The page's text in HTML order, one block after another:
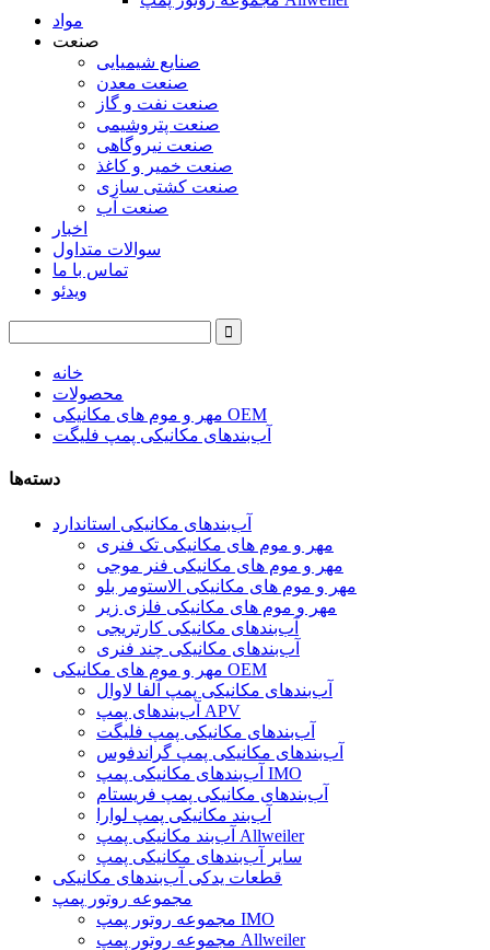
مواد
صنعت
صنایع شیمیایی
صنعت معدن
صنعت نفت و گاز
صنعت پتروشیمی
صنعت نیروگاهی
صنعت خمیر و کاغذ
صنعت کشتی سازی
صنعت آب
اخبار
سوالات متداول
تماس با ما
ویدئو
خانه
محصولات
مهر و موم های مکانیکی OEM
آب‌بندهای مکانیکی پمپ فلیگت
دسته‌ها
آب‌بندهای مکانیکی استاندارد
مهر و موم های مکانیکی تک فنری
مهر و موم های مکانیکی فنر موجی
مهر و موم های مکانیکی الاستومر بلو
مهر و موم های مکانیکی فلزی زیر
آب‌بندهای مکانیکی کارتریجی
آب‌بندهای مکانیکی چند فنری
مهر و موم های مکانیکی OEM
آب‌بندهای مکانیکی پمپ آلفا لاوال
آب‌بندهای پمپ APV
آب‌بندهای مکانیکی پمپ فلیگت
آب‌بندهای مکانیکی پمپ گراندفوس
آب‌بندهای مکانیکی پمپ IMO
آب‌بندهای مکانیکی پمپ فریستام
آب‌بند مکانیکی پمپ لوارا
آب‌بند مکانیکی پمپ Allweiler
سایر آب‌بندهای مکانیکی پمپ
قطعات یدکی آب‌بندهای مکانیکی
مجموعه روتور پمپ
مجموعه روتور پمپ IMO
مجموعه روتور پمپ Allweiler